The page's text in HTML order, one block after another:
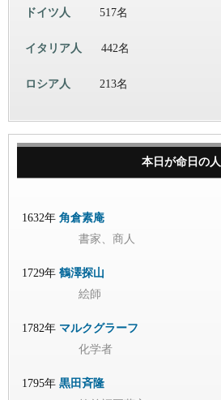
ドイツ人 517名
イタリア人 442名
ロシア人 213名
本日が命日の人
1632年 角倉素庵
書家、商人
1729年 鶴澤探山
絵師
1782年 マルクグラーフ
化学者
1795年 黒田斉隆